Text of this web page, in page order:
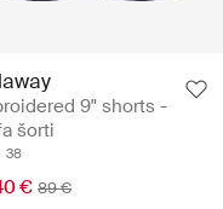
9" shorts -
šorti
38
€ 89 €